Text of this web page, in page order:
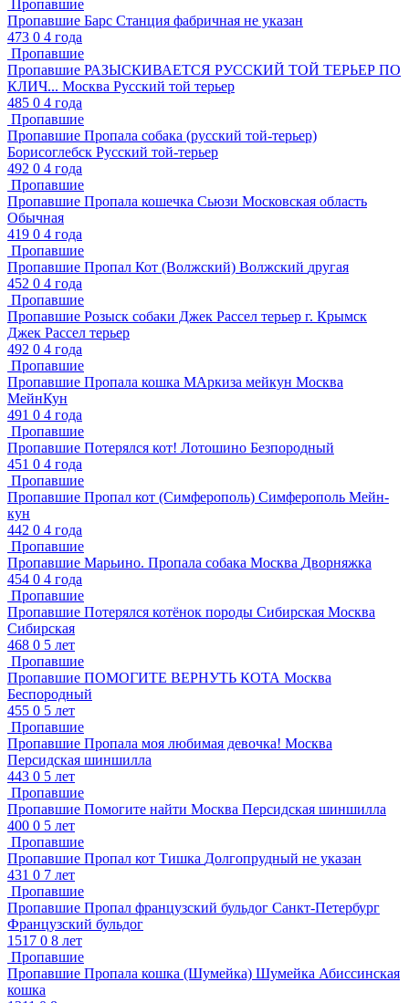
Пропавшие
Пропавшие Барс Станция фабричная не указан
473 0 4 года
Пропавшие
Пропавшие РАЗЫСКИВАЕТСЯ РУССКИЙ ТОЙ ТЕРЬЕР ПО
КЛИЧ... Москва Русский той терьер
485 0 4 года
Пропавшие
Пропавшие Пропала собака (русский той-терьер)
Борисоглебск Русский той-терьер
492 0 4 года
Пропавшие
Пропавшие Пропала кошечка Сьюзи Московская область
Обычная
419 0 4 года
Пропавшие
Пропавшие Пропал Кот (Волжский) Волжский другая
452 0 4 года
Пропавшие
Пропавшие Розыск собаки Джек Рассел терьер г. Крымск
Джек Рассел терьер
492 0 4 года
Пропавшие
Пропавшие Пропала кошка МАркиза мейкун Москва
МейнКун
491 0 4 года
Пропавшие
Пропавшие Потерялся кот! Лотошино Безпородный
451 0 4 года
Пропавшие
Пропавшие Пропал кот (Симферополь) Симферополь Мейн-
кун
442 0 4 года
Пропавшие
Пропавшие Марьино. Пропала собака Москва Дворняжка
454 0 4 года
Пропавшие
Пропавшие Потерялся котёнок породы Сибирская Москва
Сибирская
468 0 5 лет
Пропавшие
Пропавшие ПОМОГИТЕ ВЕРНУТЬ КОТА Москва
Беспородный
455 0 5 лет
Пропавшие
Пропавшие Пропала моя любимая девочка! Москва
Персидская шиншилла
443 0 5 лет
Пропавшие
Пропавшие Помогите найти Москва Персидская шиншилла
400 0 5 лет
Пропавшие
Пропавшие Пропал кот Тишка Долгопрудный не указан
431 0 7 лет
Пропавшие
Пропавшие Пропал французский бульдог Санкт-Петербург
Французский бульдог
1517 0 8 лет
Пропавшие
Пропавшие Пропала кошка (Шумейка) Шумейка Абиссинская
кошка